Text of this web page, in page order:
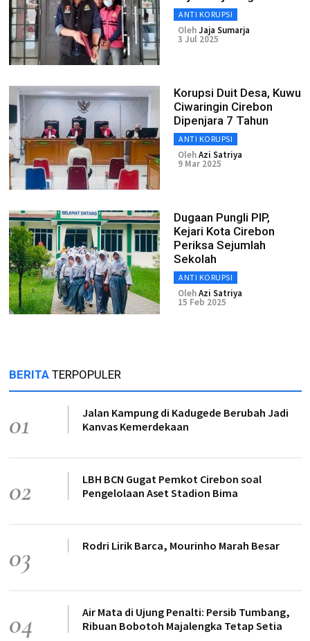
ANTI KORUPSI
OlehJaja Sumarja
3 Jul 2025
Korupsi Duit Desa, Kuwu
Ciwaringin Cirebon
Dipenjara 7 Tahun
ANTI KORUPSI
OlehAzi Satriya
9 Mar 2025
Dugaan Pungli PIP,
Kejari Kota Cirebon
Periksa Sejumlah
Sekolah
ANTI KORUPSI
OlehAzi Satriya
15 Feb 2025
BERITA TERPOPULER
01
Jalan Kampung di Kadugede Berubah Jadi
Kanvas Kemerdekaan
02
LBH BCN Gugat Pemkot Cirebon soal
Pengelolaan Aset Stadion Bima
03 Rodri Lirik Barca, Mourinho Marah Besar
04
Air Mata di Ujung Penalti: Persib Tumbang,
Ribuan Bobotoh Majalengka Tetap Setia